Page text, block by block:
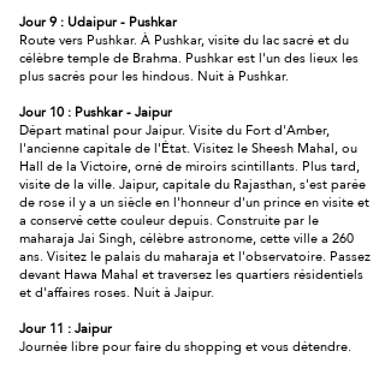
Jour 9 : Udaipur - Pushkar
Route vers Pushkar. À Pushkar, visite du lac sacré et du
célèbre temple de Brahma. Pushkar est l'un des lieux les
plus sacrés pour les hindous. Nuit à Pushkar.
Jour 10 : Pushkar - Jaipur
Départ matinal pour Jaipur. Visite du Fort d'Amber,
l'ancienne capitale de l'État. Visitez le Sheesh Mahal, ou
Hall de la Victoire, orné de miroirs scintillants. Plus tard,
visite de la ville. Jaipur, capitale du Rajasthan, s'est parée
de rose il y a un siècle en l'honneur d'un prince en visite et
a conservé cette couleur depuis. Construite par le
maharaja Jai ​​Singh, célèbre astronome, cette ville a 260
ans. Visitez le palais du maharaja et l'observatoire. Passez
devant Hawa Mahal et traversez les quartiers résidentiels
et d'affaires roses. Nuit à Jaipur.
Jour 11 : Jaipur
Journée libre pour faire du shopping et vous détendre.